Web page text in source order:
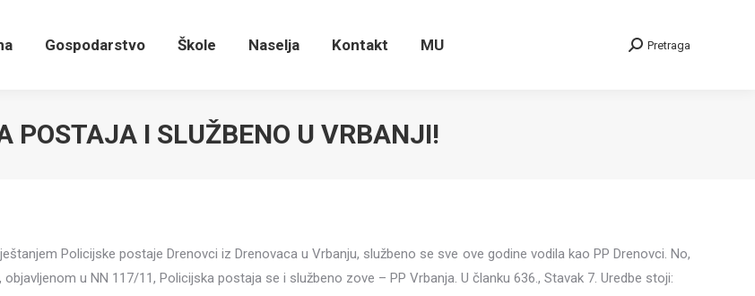
Gospodarstvo Škole Naselja Kontakt MU Search:
Pretraga
POSTAJA I SLUŽBENO U VRBANJI!
Policijske postaje Drenovci iz Drenovaca u Vrbanju, službeno se sve ove godine vodila kao PP Drenovci. No,
u NN 117/11, Policijska postaja se i službeno zove – PP Vrbanja. U članku 636., Stavak 7. Uredbe stoji:
Gospodarstvo Škole Naselja Kontakt MU Search: